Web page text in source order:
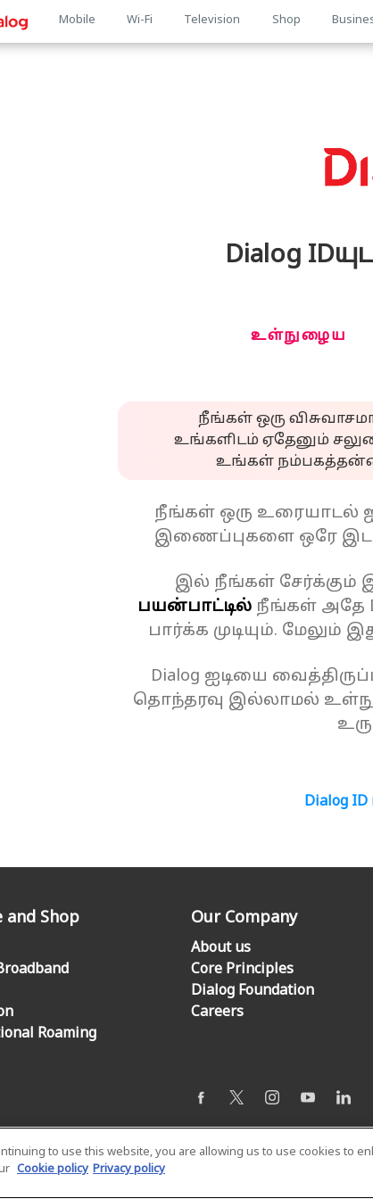
Main
Mobile Wi-Fi Television Shop
Dialog
உள்நுழைய
நீங்கள் ஒரு
உங்களிடம் ஏதேனும்
உங்கள்
நீங்கள் ஒரு உரையாடல்
இணைப்புகளை ஒரே
இல் நீங்கள்
பயன்பாட்டில்நீங்கள் அதே
பார்க்க முடியும். மேலும்
Dialog ஐடியை
தொந்தரவு இல்லாமல்
Dialog
and Shop
Roaming
Our Company
About us
Core Principles
Dialog Foundation
Careers
© Dialog
to use this website, you are allowing us to use cookies to
Cookie policy Privacy policy